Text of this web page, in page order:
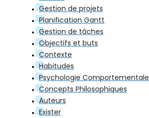
Gestion de projets
Planification Gantt
Gestion de tâches
Objectifs et buts
Contexte
Habitudes
Psychologie Comportementale
Concepts Philosophiques
Auteurs
Exister